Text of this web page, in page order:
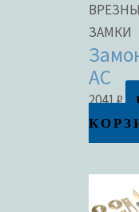
ЗАМКИ
AC
2041₽